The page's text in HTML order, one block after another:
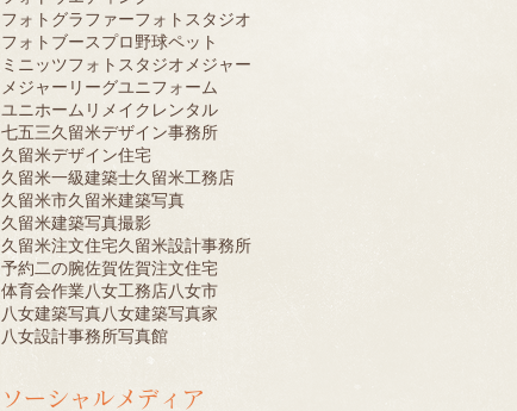
フォトグラファーフォトスタジオ
フォトブースプロ野球ペット
ミニッツフォトスタジオメジャー
メジャーリーグユニフォーム
ユニホーム リメイク レンタル
七五三久留米デザイン事務所
久留米デザイン住宅
久留米一級建築士久留米工務店
久留米市久留米建築写真
久留米建築写真撮影
久留米注文住宅久留米設計事務所
予約二の腕佐賀佐賀注文住宅
体育会作業八女工務店八女市
八女建築写真八女建築写真家
八女設計事務所写真館
ソーシャルメディア